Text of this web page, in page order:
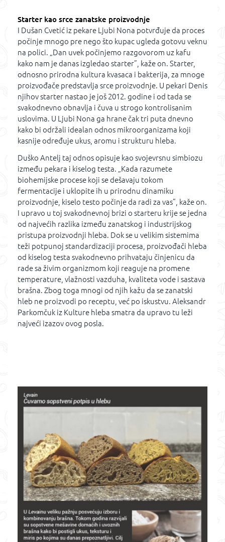
Starter kao srce zanatske proizvodnje
I Dušan Cvetić iz pekare Ljubi Nona potvrđuje da proces
počinje mnogo pre nego što kupac ugleda gotovu veknu
na polici. „Dan uvek počinjemo razgovorom uz kafu
kako nam je danas izgledao starter”, kaže on. Starter,
odnosno prirodna kultura kvasaca i bakterija, za mnoge
proizvođače predstavlja srce proizvodnje. U pekari Denis
njihov starter nastao je još 2012. godine i od tada se
svakodnevno obnavlja i čuva u strogo kontrolisanim
uslovima. U Ljubi Nona ga hrane čak tri puta dnevno
kako bi održali idealan odnos mikroorganizama koji
kasnije određuje ukus, aromu i strukturu hleba.
Duško Antelj taj odnos opisuje kao svojevrsnu simbiozu
između pekara i kiselog testa. „Kada razumete
biohemijske procese koji se dešavaju tokom
fermentacije i uklopite ih u prirodnu dinamiku
proizvodnje, kiselo testo počinje da radi za vas”, kaže on.
I upravo u toj svakodnevnoj brizi o starteru krije se jedna
od najvećih razlika između zanatskog i industrijskog
pristupa proizvodnji hleba. Dok se u velikim sistemima
teži potpunoj standardizaciji procesa, proizvođači hleba
od kiselog testa svakodnevno prihvataju činjenicu da
rade sa živim organizmom koji reaguje na promene
temperature, vlažnosti vazduha, kvaliteta vode i sastava
brašna. Zbog toga mnogi od njih kažu da se zanatski
hleb ne proizvodi po receptu, već po iskustvu. Aleksandr
Parkomčuk iz Kulture hleba smatra da upravo tu leži
najveći izazov ovog posla.